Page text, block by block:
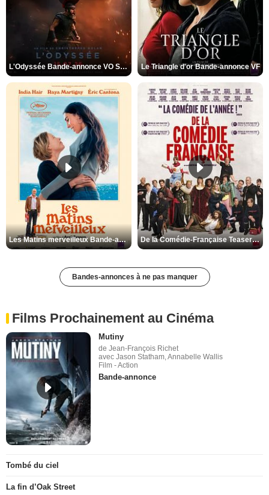
L'Odyssée Bande-annonce VO STFR Le Triangle d'or Bande-annonce VF
Les Matins merveilleux Bande-annonce VF De la Comédie-Française Teaser VF
Bandes-annonces à ne pas manquer
Films Prochainement au Cinéma
Mutiny
de Jean-François Richet
avec Jason Statham, Annabelle Wallis
Film - Action
Bande-annonce
Tombé du ciel
La fin d’Oak Street